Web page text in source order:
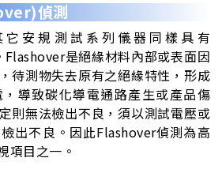
偵測
它安規測試系列儀器同樣具有
是絕緣材料內部或表面因
待測物失去原有之絕緣特性，形成
導致碳化導電通路產生或產品傷
則無法檢出不良，須以測試電壓或
出不良。因此Flashover偵測為高
項目之一。